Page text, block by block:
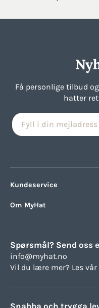
Få personlige tilbud
hatter
Kundeservice
Om MyHat
Spørsmål? Send oss
info@myhat.no
Vil du lære mer? Les vår
Snabba och trygga